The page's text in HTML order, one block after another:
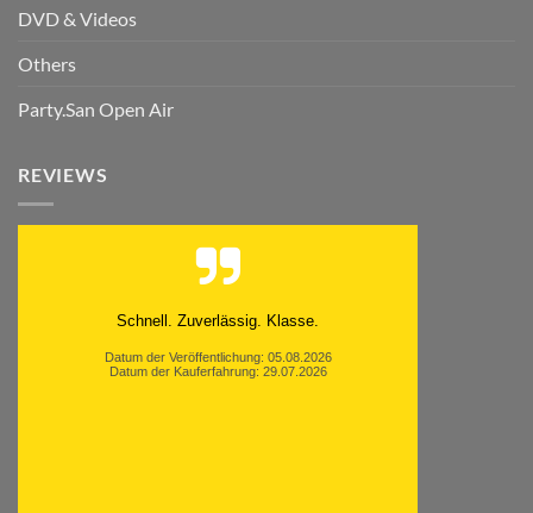
DVD & Videos
Others
Party.San Open Air
REVIEWS
Schnell. Zuverlässig. Klasse.
Datum der Veröffentlichung: 05.08.2026
Datum der Kauferfahrung: 29.07.2026